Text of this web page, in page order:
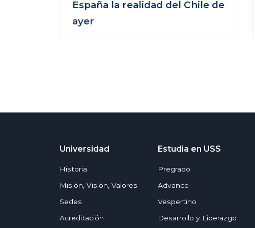
España la realidad del Chile de
ayer
Universidad
Historia
Misión, Visión, Valores
Sedes
Acreditación
Estudia en USS
Pregrado
Advance
Vespertino
Desarrollo y Liderazgo